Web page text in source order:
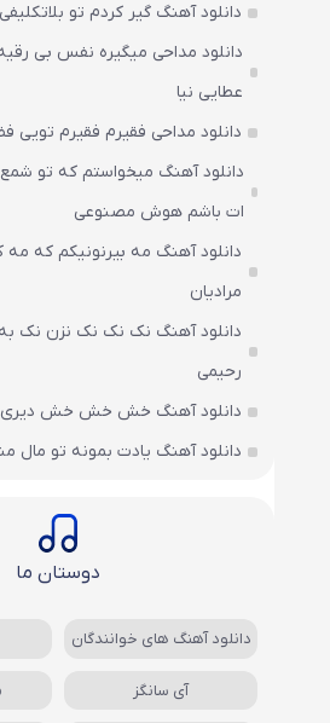
دانلود آهنگ گیر کردم تو بلاتکلیفی
دانلود مداحی میگیره نفس بی
عطایی نیا
دانلود مداحی فقیرم فقیرم تویی
دانلود آهنگ میخواستم که تو
ات باشم هوش مصنوعی
دانلود آهنگ مه بیرنونیکم که
مرادیان
دانلود آهنگ نک نک نک نزن نک
رحیمی
دانلود آهنگ خش خش خش دیری
دانلود آهنگ یادت بمونه تو مال
دوستان ما
دانلود آهنگ های خوانندگان
آی سانگز